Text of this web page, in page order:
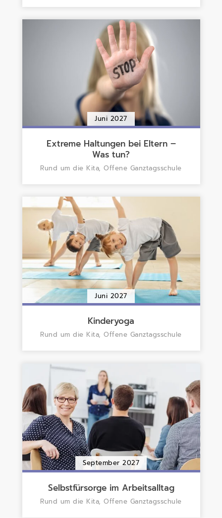
Juni 2027
Extreme Haltungen bei Eltern –
Was tun?
Rund um die Kita, Offene Ganztagsschule
Juni 2027
Kinderyoga
Rund um die Kita, Offene Ganztagsschule
September 2027
Selbstfürsorge im Arbeitsalltag
Rund um die Kita, Offene Ganztagsschule